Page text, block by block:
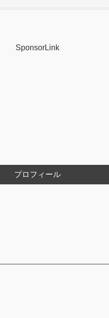
SponsorLink
プロフィール